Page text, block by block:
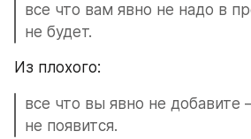
все что вам явно не надо в
не будет.
Из плохого:
все что вы явно не добавите
не появится.